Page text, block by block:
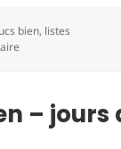
bien, listes
– jours